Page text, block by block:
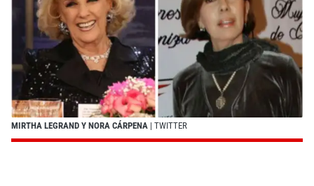
MIRTHA LEGRAND Y NORA CÁRPENA | TWITTER